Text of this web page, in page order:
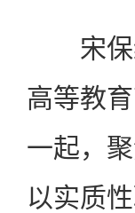
宋保维
高等教
一起，
以实质